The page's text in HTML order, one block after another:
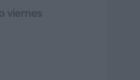
viernes